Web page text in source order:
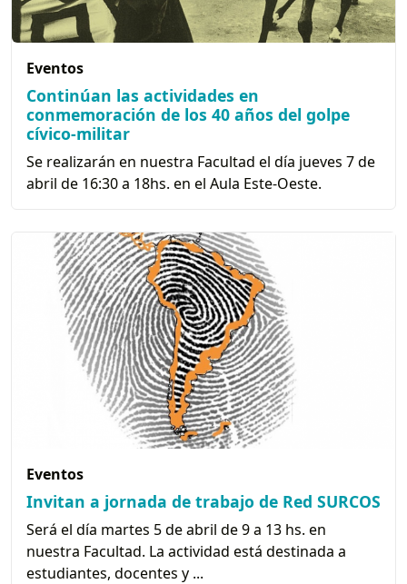
Eventos
Continúan las actividades en
conmemoración de los 40 años del golpe
cívico-militar
Se realizarán en nuestra Facultad el día jueves 7 de
abril de 16:30 a 18hs. en el Aula Este-Oeste.
Eventos
Invitan a jornada de trabajo de Red SURCOS
Será el día martes 5 de abril de 9 a 13 hs. en
nuestra Facultad. La actividad está destinada a
estudiantes, docentes y ...